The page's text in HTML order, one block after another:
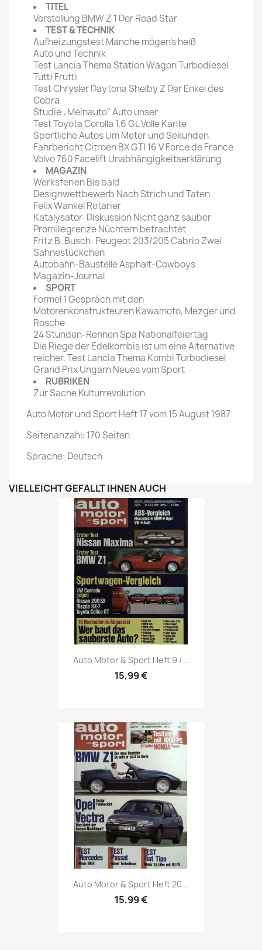
TITEL
Vorstellung BMW Z 1 Der Road Star
TEST & TECHNIK
Aufheizungstest Manche mögen's heiß
Auto und Technik
Test Lancia Thema Station Wagon Turbodiesel
Tutti Frutti
Test Chrysler Daytona Shelby Z Der Enkel des
Cobra
Studie „Meinauto" Auto unser
Test Toyota Corolla 1.6 GL Volle Kante
Sportliche Autos Um Meter und Sekunden
Fahrbericht Citroen BX GTI 16 V Force de France
Volvo 760 Facelift Unabhängigkeitserklärung
MAGAZIN
Werksferien Bis bald
Designwettbewerb Nach Strich und Taten
Felix Wankel Rotarier
Katalysator-Diskussion Nicht ganz sauber
Promillegrenze Nüchtern betrachtet
Fritz B. Busch: Peugeot 203/205 Cabrio Zwei
Sahnestückchen
Autobahn-Baustelle Asphalt-Cowboys
Magazin-Journal
SPORT
Formel 1 Gespräch mit den
Motorenkonstrukteuren Kawamoto, Mezger und
Rosche
24 Stunden-Rennen Spa Nationalfeiertag
Die Riege der Edelkombis ist um eine Alternative
reicher. Test Lancia Thema Kombi Turbodiesel
Grand Prix Ungarn Neues vom Sport
RUBRIKEN
Zur Sache Kulturrevolution
Auto Motor und Sport Heft 17 vom 15 August 1987
Seitenanzahl: 170 Seiten
Sprache: Deutsch
VIELLEICHT GEFÄLLT IHNEN AUCH
Vorschau
Auto Motor & Sport Heft 9 /...
15,99 €
Vorschau
Auto Motor & Sport Heft 20...
15,99 €